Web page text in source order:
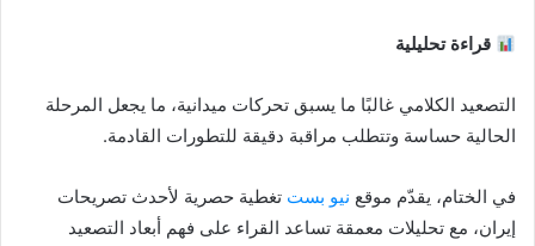
قراءة تحليلية
التصعيد الكلامي غالبًا ما يسبق تحركات ميدانية، ما يجعل المرحلة
الحالية حساسة وتتطلب مراقبة دقيقة للتطورات القادمة.
في الختام، يقدّم موقع نيو بست تغطية حصرية لأحدث تصريحات
إيران، مع تحليلات معمقة تساعد القراء على فهم أبعاد التصعيد